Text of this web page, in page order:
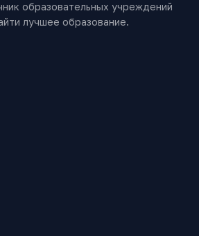
образовательных учреждений
лучшее образование.